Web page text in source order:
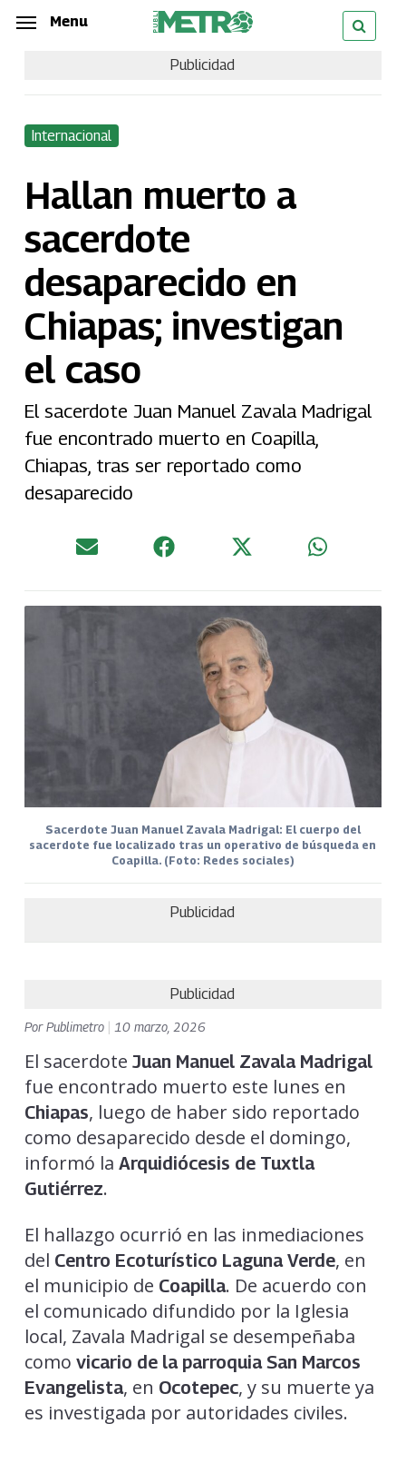
Skip
content
Menu
Publicidad
Internacional
Hallan muerto a
sacerdote
desaparecido en
Chiapas; investigan
el caso
El sacerdote Juan Manuel Zavala Madrigal
fue encontrado muerto en Coapilla,
Chiapas, tras ser reportado como
desaparecido
Sacerdote Juan Manuel Zavala Madrigal: El cuerpo del
sacerdote fue localizado tras un operativo de búsqueda en
Coapilla. (Foto: Redes sociales)
Publicidad
Publicidad
PorPublimetro 10 marzo, 2026
El sacerdote Juan Manuel Zavala Madrigal
fue encontrado muerto este lunes en
Chiapas, luego de haber sido reportado
como desaparecido desde el domingo,
informó la Arquidiócesis de Tuxtla
Gutiérrez.
El hallazgo ocurrió en las inmediaciones
del Centro Ecoturístico Laguna Verde, en
el municipio de Coapilla. De acuerdo con
el comunicado difundido por la Iglesia
local, Zavala Madrigal se desempeñaba
como vicario de la parroquia San Marcos
Evangelista, en Ocotepec, y su muerte ya
es investigada por autoridades civiles.
Menu